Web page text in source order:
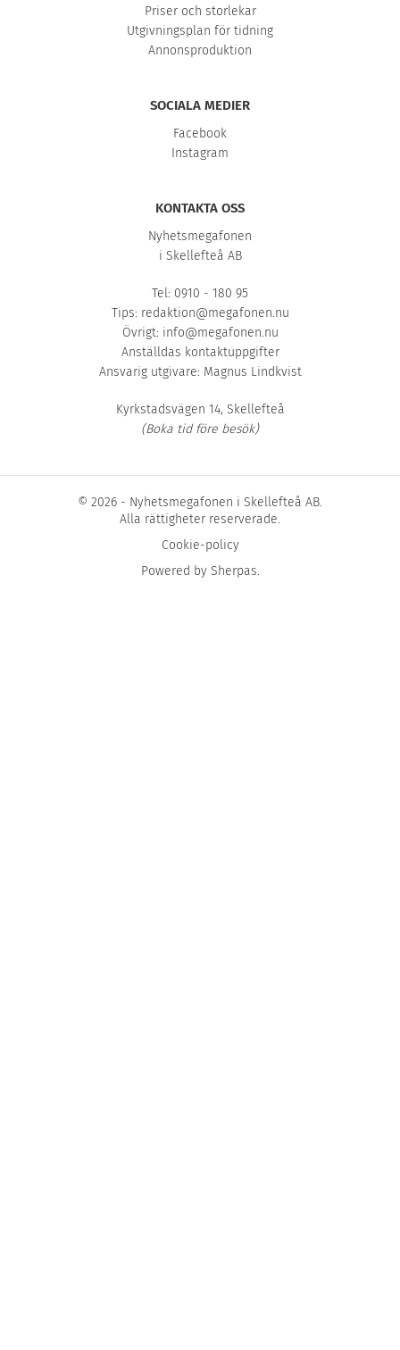
Priser och storlekar
Utgivningsplan för tidning
Annonsproduktion
SOCIALA MEDIER
Facebook
Instagram
KONTAKTA OSS
Nyhetsmegafonen
i Skellefteå AB
Tel: 0910 - 180 95
Tips: redaktion@megafonen.nu
Övrigt: info@megafonen.nu
Anställdas kontaktuppgifter
Ansvarig utgivare: Magnus Lindkvist
Kyrkstadsvägen 14, Skellefteå
(Boka tid före besök)
© 2026 - Nyhetsmegafonen i Skellefteå AB.
Alla rättigheter reserverade.
Cookie-policy
Powered by Sherpas.